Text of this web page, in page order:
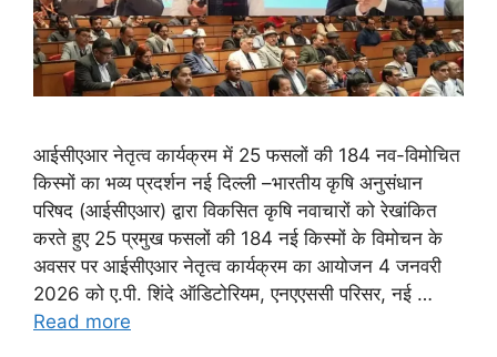
आईसीएआर नेतृत्व कार्यक्रम में 25 फसलों की 184 नव-विमोचित
किस्मों का भव्य प्रदर्शन नई दिल्ली –भारतीय कृषि अनुसंधान
परिषद (आईसीएआर) द्वारा विकसित कृषि नवाचारों को रेखांकित
करते हुए 25 प्रमुख फसलों की 184 नई किस्मों के विमोचन के
अवसर पर आईसीएआर नेतृत्व कार्यक्रम का आयोजन 4 जनवरी
2026 को ए.पी. शिंदे ऑडिटोरियम, एनएएससी परिसर, नई …
Read more